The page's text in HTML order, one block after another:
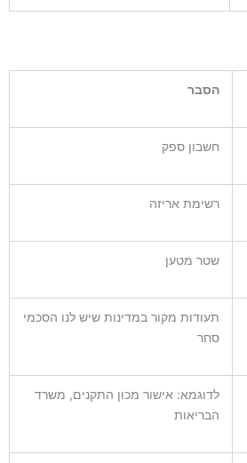
הסבר
חשבון ספק
רשימת אריזה
שטר מטען
תעודות מקור במדינות שיש לנו הסכמי
סחר
לדוגמא: אישור מכון התקנים, משרד
הבריאות